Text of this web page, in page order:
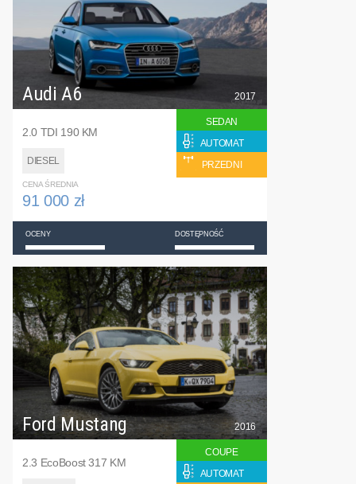
Audi A6
2.0 TDI 190 KM
DIESEL
2017
SEDAN
AUTOMAT
PRZEDNI
CENA ŚREDNIA
91 000 zł
OCENY DOSTĘPNOŚĆ
Ford Mustang
2.3 EcoBoost 317 KM
2016
COUPE
AUTOMAT